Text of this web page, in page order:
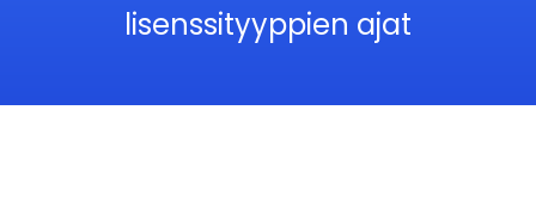
lisenssityyppien ajat